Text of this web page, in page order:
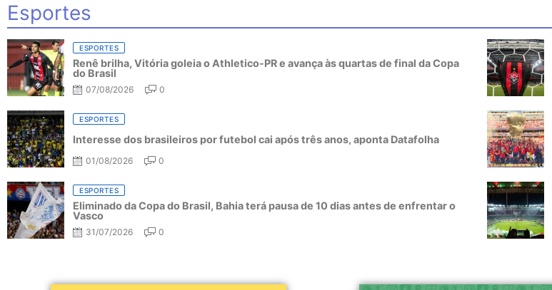
Esportes
ESPORTES
Renê brilha, Vitória goleia o Athletico-PR e avança às quartas de final da Copa
do Brasil
07/08/2026 0
ESPORTES
Interesse dos brasileiros por futebol cai após três anos, aponta Datafolha
01/08/2026 0
ESPORTES
Eliminado da Copa do Brasil, Bahia terá pausa de 10 dias antes de enfrentar o
Vasco
31/07/2026 0